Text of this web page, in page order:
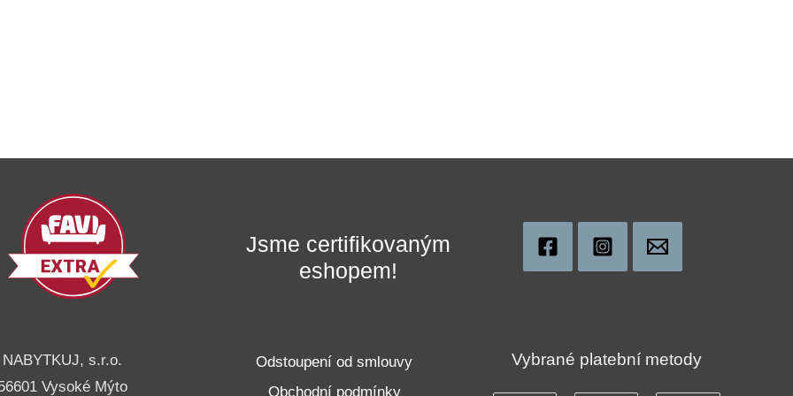
Jsme certifikovaným
eshopem!
NABYTKUJ, s.r.o.
Vysoké Mýto
Odstoupení od smlouvy
Obchodní podmínky
Vybrané platební metody